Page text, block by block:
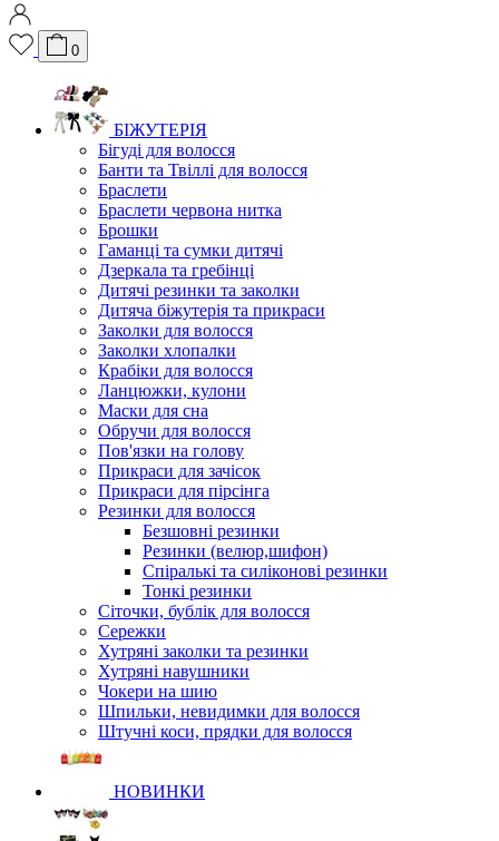
0
БІЖУТЕРІЯ
Бігуді для волосся
Банти та Твіллі для волосся
Браслети
Браслети червона нитка
Брошки
Гаманці та сумки дитячі
Дзеркала та гребінці
Дитячі резинки та заколки
Дитяча біжутерія та прикраси
Заколки для волосся
Заколки хлопалки
Крабіки для волосся
Ланцюжки, кулони
Маски для сна
Обручи для волосся
Пов'язки на голову
Прикраси для зачісок
Прикраси для пірсінга
Резинки для волосся
Безшовні резинки
Резинки (велюр,шифон)
Спіралькі та силіконові резинки
Тонкі резинки
Сіточки, бублік для волосся
Сережки
Хутряні заколки та резинки
Хутряні навушники
Чокери на шию
Шпильки, невидимки для волосся
Штучні коси, прядки для волосся
НОВИНКИ